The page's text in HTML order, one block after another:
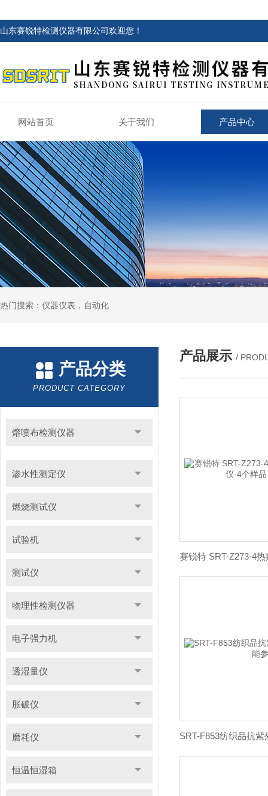
山东赛锐特检测仪器有限公司欢迎您！
网站首页 关于我们 产品中心
热门搜索：仪器仪表，自动化
产品分类
PRODUCT CATEGORY
熔喷布检测仪器
渗水性测定仪
燃烧测试仪
试验机
测试仪
物理性检测仪器
电子强力机
透湿量仪
胀破仪
磨耗仪
恒温恒湿箱
产品展示 /